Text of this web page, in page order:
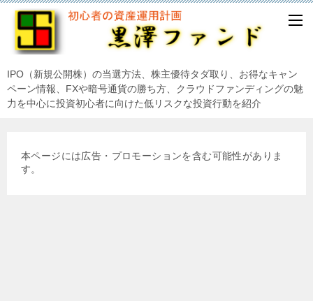
IPO（新規公開株）の当選方法、株主優待タダ取り、お得なキャン
ペーン情報、FXや暗号通貨の勝ち方、クラウドファンディングの魅
力を中心に投資初心者に向けた低リスクな投資行動を紹介
本ページには広告・プロモーションを含む可能性がありま
す。